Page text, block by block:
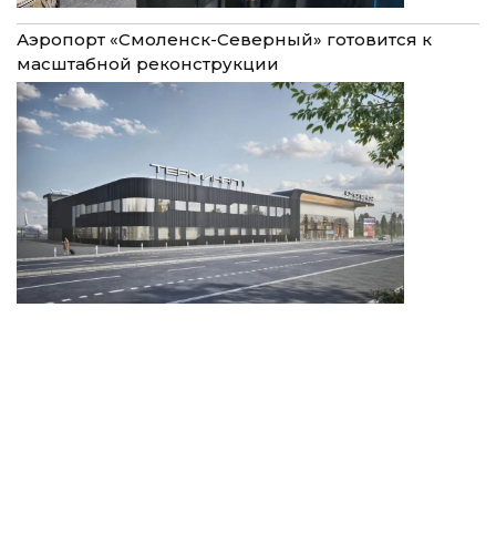
Аэропорт «Смоленск-Северный» готовится к
масштабной реконструкции